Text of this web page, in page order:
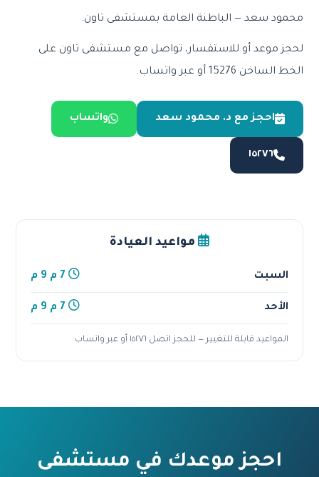
محمود سعد — الباطنة العامة بمستشفى تاون.
لحجز موعد أو للاستفسار، تواصل مع مستشفى تاون على
الخط الساخن 15276 أو عبر واتساب.
احجز مع د. محمود سعد واتساب
١٥٢٧٦
مواعيد العيادة
السبت
الأحد
المواعيد قابلة للتغيير — للحجز اتصل ١٥٢٧٦ أو عبر واتساب
احجز موعدك في مستشفى